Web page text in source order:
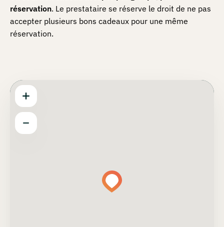
réservation. Le prestataire se réserve le droit de ne pas
accepter plusieurs bons cadeaux pour une même
réservation.